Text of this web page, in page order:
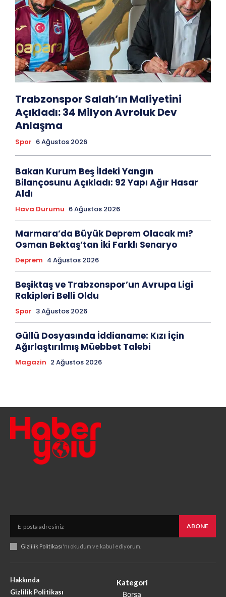
Trabzonspor Salah’ın Maliyetini
Açıkladı: 34 Milyon Avroluk Dev
Anlaşma
Spor 6 Ağustos 2026
Bakan Kurum Beş İldeki Yangın
Bilançosunu Açıkladı: 92 Yapı Ağır Hasar
Aldı
Hava Durumu 6 Ağustos 2026
Marmara’da Büyük Deprem Olacak mı?
Osman Bektaş’tan İki Farklı Senaryo
Deprem 4 Ağustos 2026
Beşiktaş ve Trabzonspor’un Avrupa Ligi
Rakipleri Belli Oldu
Spor 3 Ağustos 2026
Güllü Dosyasında İddianame: Kızı İçin
Ağırlaştırılmış Müebbet Talebi
Magazin 2 Ağustos 2026
ABONE
Gizlilik Politikası'nı okudum ve kabul ediyorum.
Hakkında
Gizlilik Politikası
Kategori
Borsa